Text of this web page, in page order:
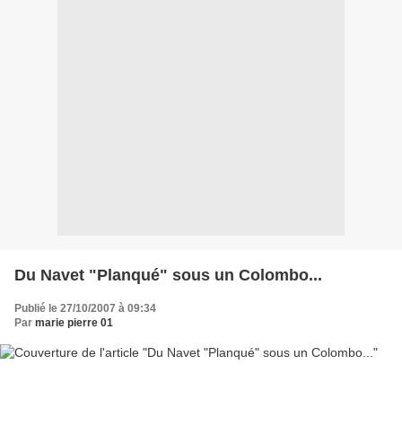
Du Navet "Planqué" sous un Colombo...
Publié le 27/10/2007 à 09:34
Par marie pierre 01